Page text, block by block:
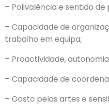
– Polivalência e sentido de
– Capacidade de
trabalho em equipa;
– Proactividade,
– Capacidade de
– Gosto pelas artes e